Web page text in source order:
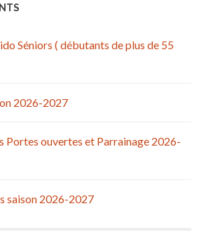
Séniors ( débutants de plus de 55
2026-2027
Portes ouvertes et Parrainage 2026-
saison 2026-2027